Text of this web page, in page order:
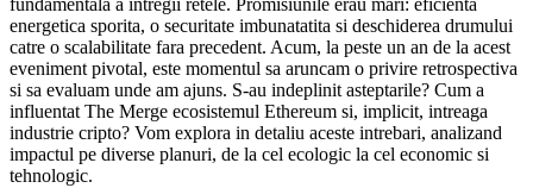
energetica sporita, o securitate imbunatatita si deschiderea drumului
catre o scalabilitate fara precedent. Acum, la peste un an de la acest
eveniment pivotal, este momentul sa aruncam o privire retrospectiva
si sa evaluam unde am ajuns. S-au indeplinit asteptarile? Cum a
influentat The Merge ecosistemul Ethereum si, implicit, intreaga
industrie cripto? Vom explora in detaliu aceste intrebari, analizand
impactul pe diverse planuri, de la cel ecologic la cel economic si
tehnologic.